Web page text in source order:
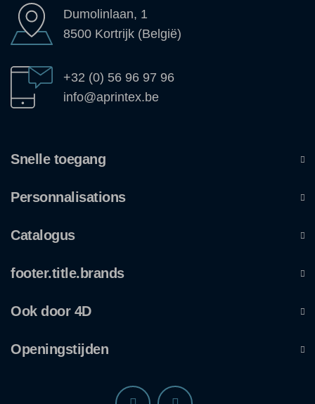
Dumolinlaan, 1
8500 Kortrijk (België)
+32 (0) 56 96 97 96
info@aprintex.be
Snelle toegang
Personnalisations
Catalogus
footer.title.brands
Ook door 4D
Openingstijden